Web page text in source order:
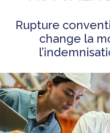
Rupture
change la